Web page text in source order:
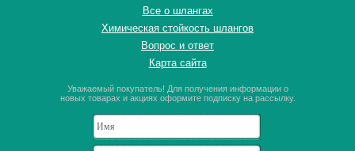
Все о шлангах
Химическая стойкость шлангов
Вопрос и ответ
Карта сайта
Уважаемый покупатель! Для получения информации о
новых товарах и акциях оформите подписку на рассылку.